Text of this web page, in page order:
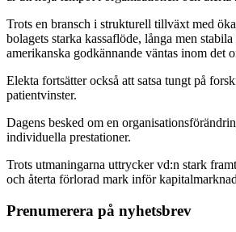
Trots en bransch i strukturell tillväxt med
bolagets starka kassaflöde, långa men
amerikanska godkännande väntas inom det
Elekta fortsätter också att satsa tungt på
patientvinster.
Dagens besked om en
individuella prestationer.
Trots utmaningarna uttrycker vd:n stark
och återta förlorad mark inför
Prenumerera på nyhetsbrev